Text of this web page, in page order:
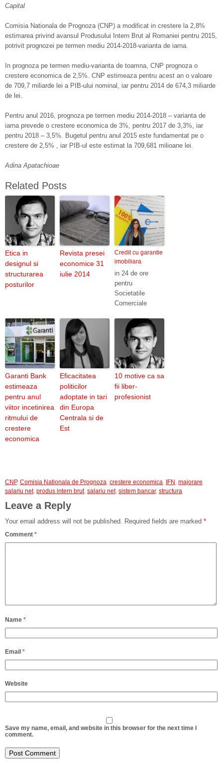
Capital
Comisia Nationala de Prognoza (CNP) a modificat in crestere la 2,8%
estimarea privind avansul Produsului Intern Brut al Romaniei pentru 2015,
potrivit prognozei pe termen mediu 2014-2018-varianta de iarna.
In prognoza pe termen mediu-varianta de toamna, CNP prognoza o
crestere economica de 2,5%. CNP estimeaza pentru acest an o valoare
de 709,7 miliarde lei a PIB-ului nominal, iar pentru 2014 de 674,3 miliarde
de lei.
Pentru anul 2016, prognoza pe termen mediu 2014-2018 – varianta de
iarna prevede o crestere economica de 3%, pentru 2017 de 3,3%, iar
pentru 2018 – 3,5%. Bugetul pentru anul 2015 este fundamentat pe o
crestere de 2,5% , iar PIB-ul este estimat la 709,681 milioane lei.
Adina Apatachioae
Related Posts
Etica in
designul si
structurarea
posturilor
Revista presei
economice 31
iulie 2014
Credit cu garantie
imobiliara
in 24 de ore
pentru
Societatile
Comerciale
Garanti Bank
estimeaza
pentru anul
viitor incetinirea
ritmului de
crestere
economica
Eficacitatea
politicilor
adoptate in tari
din Europa
Centrala si de
Est
10 motive ca sa
fii liber-
profesionist
CNP, Comisia Nationala de Prognoza, crestere economica, IFN , majorare
salariu net, produs intern brut, salariu net, sistem bancar, structura
Leave a Reply
Your email address will not be published. Required fields are marked *
Comment *
Name *
Email *
Website
Save my name, email, and website in this browser for the next time I
comment.